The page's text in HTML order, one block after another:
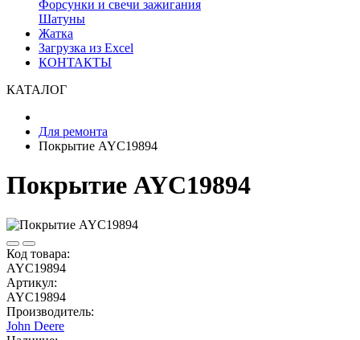
Форсунки и свечи зажигания
Шатуны
Жатка
Загрузка из Excel
КОНТАКТЫ
КАТАЛОГ
Для ремонта
Покрытие AYC19894
Покрытие AYC19894
Код товара:
AYC19894
Артикул:
AYC19894
Производитель:
John Deere